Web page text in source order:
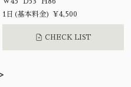
1日(基本料金) ¥4,500
CHECK LIST